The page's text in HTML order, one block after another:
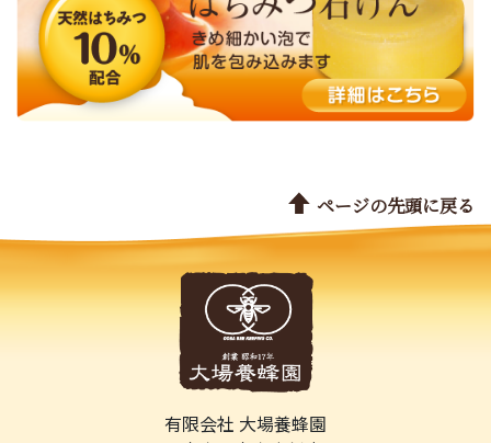
ページの先頭に戻る
有限会社 大場養蜂園